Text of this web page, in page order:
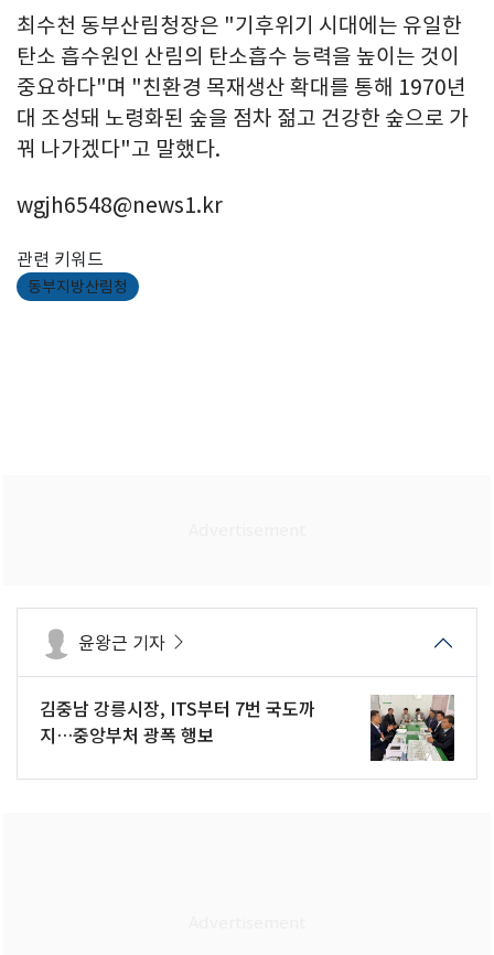
최수천 동부산림청장은 "기후위기 시대에는 유일한
탄소 흡수원인 산림의 탄소흡수 능력을 높이는 것이
중요하다"며 "친환경 목재생산 확대를 통해 1970년
대 조성돼 노령화된 숲을 점차 젊고 건강한 숲으로 가
꿔 나가겠다"고 말했다.
wgjh6548@news1.kr
관련 키워드
동부지방산림청
윤왕근 기자
김중남 강릉시장, ITS부터 7번 국도까
지…중앙부처 광폭 행보